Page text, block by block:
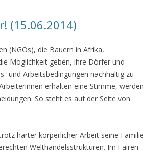
(15.06.2014)
(NGOs), die Bauern in Afrika,
Möglichkeit geben, ihre Dörfer und
und Arbeitsbedingungen nachhaltig zu
erhalten eine Stimme, werden
So steht es auf der Seite von
harter körperlicher Arbeit seine Familie
Welthandelsstrukturen. Im Fairen